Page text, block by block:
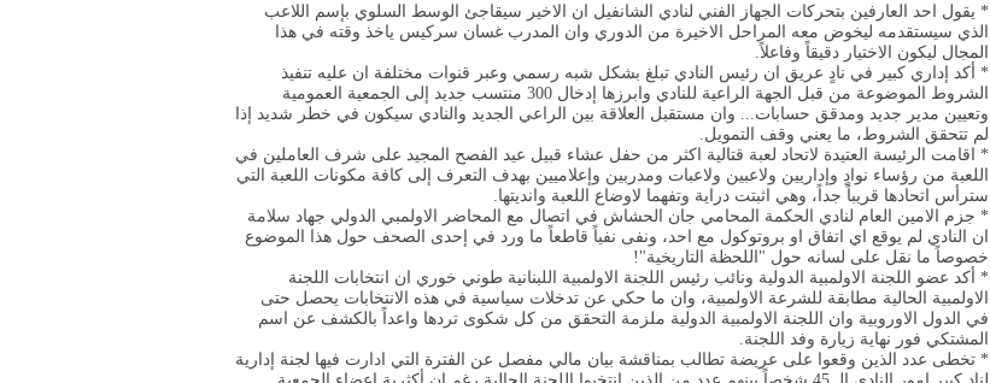
* يقول احد العارفين بتحركات الجهاز الفني لنادي الشانفيل ان الاخير سيقاجئ الوسط السلوي بإسم اللاعب
الذي سيستقدمه ليخوض معه المراحل الاخيرة من الدوري وان المدرب غسان سركيس ياخذ وقته في هذا
المجال ليكون الاختيار دقيقاً وفاعلاً.
* أكد إداري كبير في نادٍ عريق ان رئيس النادي تبلغ بشكل شبه رسمي وعبر قنوات مختلفة ان عليه تنفيذ
الشروط الموضوعة من قبل الجهة الراعية للنادي وابرزها إدخال 300 منتسب جديد إلى الجمعية العمومية
وتعيين مدير جديد ومدقق حسابات... وان مستقبل العلاقة بين الراعي الجديد والنادي سيكون في خطر شديد إذا
لم تتحقق الشروط، ما يعني وقف التمويل.
* اقامت الرئيسة العتيدة لاتحاد لعبة قتالية اكثر من حفل عشاء قبيل عيد الفصح المجيد على شرف العاملين في
اللعبة من رؤساء نوادٍ وإداريين ولاعبين ولاعبات ومدربين وإعلاميين بهدف التعرف إلى كافة مكونات اللعبة التي
سترأس اتحادها قريباً جداً، وهي اثبتت دراية وتفهما لاوضاع اللعبة وانديتها.
* جزم الامين العام لنادي الحكمة المحامي جان الحشاش في اتصال مع المحاضر الاولمبي الدولي جهاد سلامة
ان النادي لم يوقع اي اتفاق او بروتوكول مع احد، ونفى نفياً قاطعاً ما ورد في إحدى الصحف حول هذا الموضوع
خصوصاً ما نقل على لسانه حول "اللحظة التاريخية"!
* أكد عضو اللجنة الاولمبية الدولية ونائب رئيس اللجنة الاولمبية اللبنانية طوني خوري ان انتخابات اللجنة
الاولمبية الحالية مطابقة للشرعة الاولمبية، وان ما حكي عن تدخلات سياسية في هذه الانتخابات يحصل حتى
في الدول الاوروبية وان اللجنة الاولمبية الدولية ملزمة التحقق من كل شكوى تردها واعداً بالكشف عن اسم
المشتكي فور نهاية زيارة وفد اللجنة.
* تخطى عدد الذين وقعوا على عريضة تطالب بمناقشة بيان مالي مفصل عن الفترة التي ادارت فيها لجنة إدارية